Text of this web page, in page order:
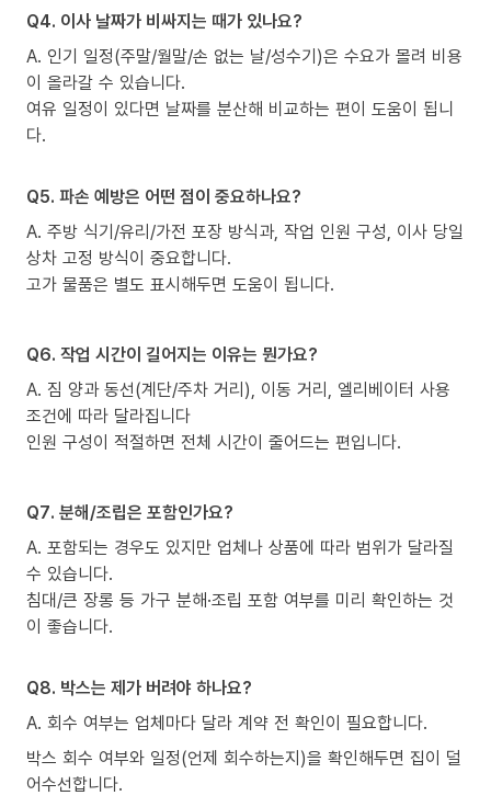
Q4. 이사 날짜가 비싸지는 때가 있나요?
A. 인기 일정(주말/월말/손 없는 날/성수기)은 수요가 몰려 비용
이 올라갈 수 있습니다.
여유 일정이 있다면 날짜를 분산해 비교하는 편이 도움이 됩니
다.
Q5. 파손 예방은 어떤 점이 중요하나요?
A. 주방 식기/유리/가전 포장 방식과, 작업 인원 구성, 이사 당일
상차 고정 방식이 중요합니다.
고가 물품은 별도 표시해두면 도움이 됩니다.
Q6. 작업 시간이 길어지는 이유는 뭔가요?
A. 짐 양과 동선(계단/주차 거리), 이동 거리, 엘리베이터 사용
조건에 따라 달라집니다
인원 구성이 적절하면 전체 시간이 줄어드는 편입니다.
Q7. 분해/조립은 포함인가요?
A. 포함되는 경우도 있지만 업체나 상품에 따라 범위가 달라질
수 있습니다.
침대/큰 장롱 등 가구 분해·조립 포함 여부를 미리 확인하는 것
이 좋습니다.
Q8. 박스는 제가 버려야 하나요?
A. 회수 여부는 업체마다 달라 계약 전 확인이 필요합니다.
박스 회수 여부와 일정(언제 회수하는지)을 확인해두면 집이 덜
어수선합니다.